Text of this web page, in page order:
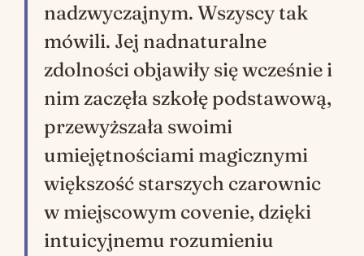
nadzwyczajnym. Wszyscy tak
mówili. Jej nadnaturalne
zdolności objawiły się wcześnie i
nim zaczęła szkołę podstawową,
przewyższała swoimi
umiejętnościami magicznymi
większość starszych czarownic
w miejscowym covenie, dzięki
intuicyjnemu rozumieniu